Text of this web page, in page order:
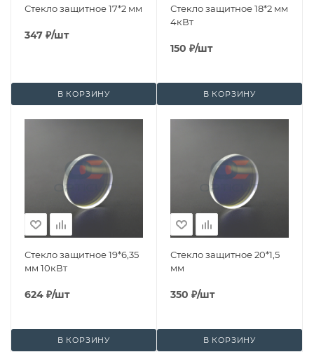
Стекло защитное 17*2 мм
347 ₽/шт
В КОРЗИНУ
Стекло защитное 18*2 мм
4кВт
150 ₽/шт
В КОРЗИНУ
Стекло защитное 19*6,35
мм 10кВт
624 ₽/шт
В КОРЗИНУ
Стекло защитное 20*1,5
мм
350 ₽/шт
В КОРЗИНУ